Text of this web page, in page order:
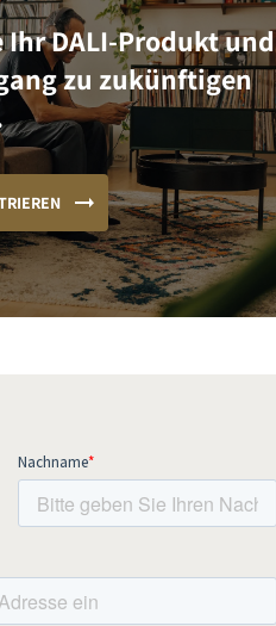
Ihr DALI-Produkt und
zu zukünftigen